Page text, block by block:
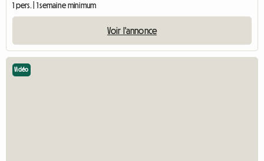
1 pers. | 1 semaine minimum
Voir l'annonce
Vidéo